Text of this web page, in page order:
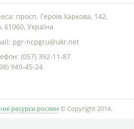
просп. Героїв Харкова, 142,
61060, Україна
pgr-ncpgru@ukr.net
(057) 392-11-87
949-45-24
ресурси рослин © Copyright 2014.